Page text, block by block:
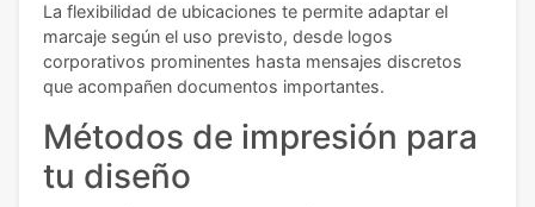
La flexibilidad de ubicaciones te permite adaptar el
marcaje según el uso previsto, desde logos
corporativos prominentes hasta mensajes discretos
que acompañen documentos importantes.
Métodos de impresión para
tu diseño